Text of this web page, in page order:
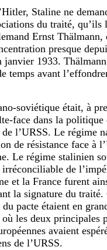
Staline ne
du traité, qu’ils
Ernst Thälmann,
presque
janvier 1933.
temps avant
soviétique était, à
face dans la politique
l’URSS. Le régime
de résistance face à
Le régime stalinien
irréconciliable de
et la France furent
la signature du traité.
pacte étaient en
les deux principales
avaient
de l’URSS.